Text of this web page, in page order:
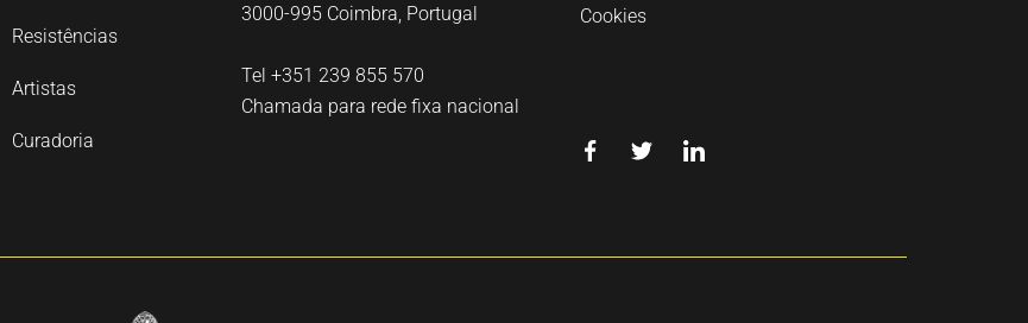
Resistências
Artistas
Curadoria
3000-995 Coimbra, Portugal
Tel +351 239 855 570
Chamada para rede fixa nacional
Cookies